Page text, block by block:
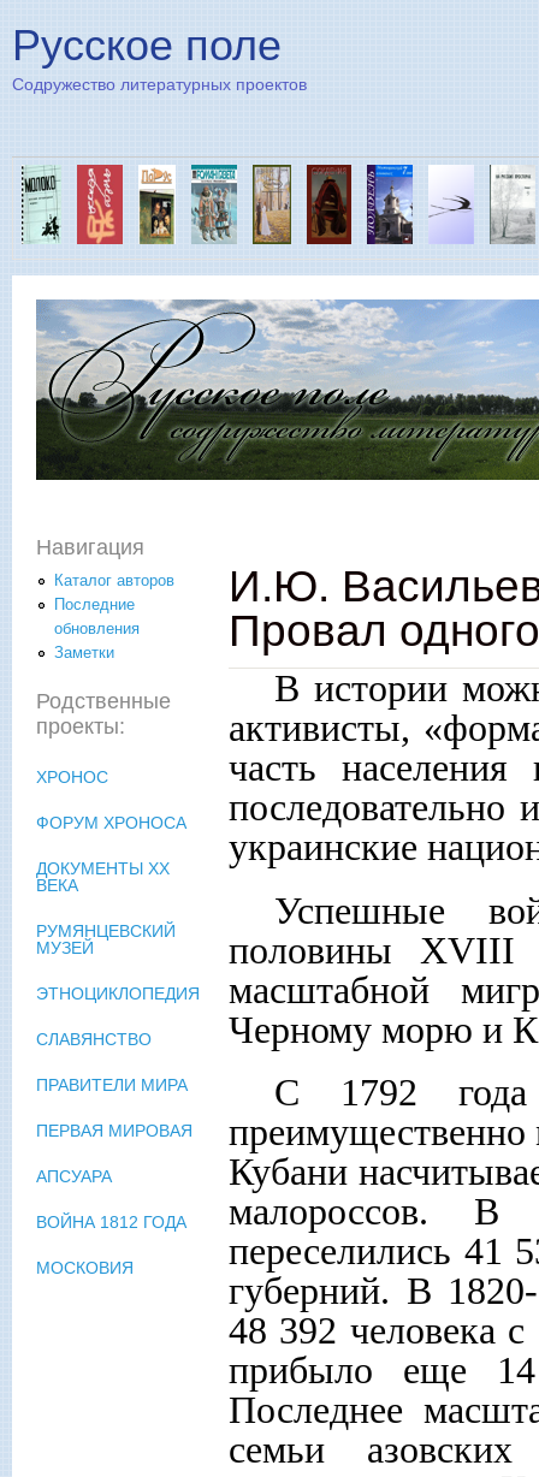
Русское поле
Содружество литературных проектов
И.Ю.
Провал
В истории
активисты,
часть
украинские
Успешные
половины XVIII
масштабной
Черному морю и
С 1792 года
преимущественно
Кубани
малороссов. В
переселились 41
губерний. В
48 392 человека
прибыло еще
Последнее
семьи
Навигация
Каталог авторов
Последние
обновления
Заметки
Родственные
проекты:
ХРОНОС
ФОРУМ ХРОНОСА
ДОКУМЕНТЫ XX
ВЕКА
РУМЯНЦЕВСКИЙ
МУЗЕЙ
ЭТНОЦИКЛОПЕДИЯ
СЛАВЯНСТВО
ПРАВИТЕЛИ МИРА
ПЕРВАЯ МИРОВАЯ
АПСУАРА
ВОЙНА 1812 ГОДА
МОСКОВИЯ